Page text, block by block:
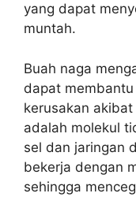
yang dapat
muntah.
Buah naga
dapat
kerusakan
adalah molekul
sel dan jaringan
bekerja dengan
sehingga